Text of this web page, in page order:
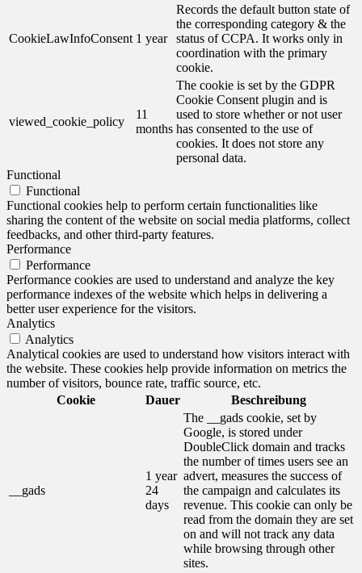
CookieLawInfoConsent 1 year
Records the default button state of
the corresponding category & the
status of CCPA. It works only in
coordination with the primary
cookie.
viewed_cookie_policy
11
months
The cookie is set by the GDPR
Cookie Consent plugin and is
used to store whether or not user
has consented to the use of
cookies. It does not store any
personal data.
Functional
Functional
Functional cookies help to perform certain functionalities like
sharing the content of the website on social media platforms, collect
feedbacks, and other third-party features.
Performance
Performance
Performance cookies are used to understand and analyze the key
performance indexes of the website which helps in delivering a
better user experience for the visitors.
Analytics
Analytics
Analytical cookies are used to understand how visitors interact with
the website. These cookies help provide information on metrics the
number of visitors, bounce rate, traffic source, etc.
Cookie
Dauer Beschreibung
__gads
1 year
24
days
The __gads cookie, set by
Google, is stored under
DoubleClick domain and tracks
the number of times users see an
advert, measures the success of
the campaign and calculates its
revenue. This cookie can only be
read from the domain they are set
on and will not track any data
while browsing through other
sites.